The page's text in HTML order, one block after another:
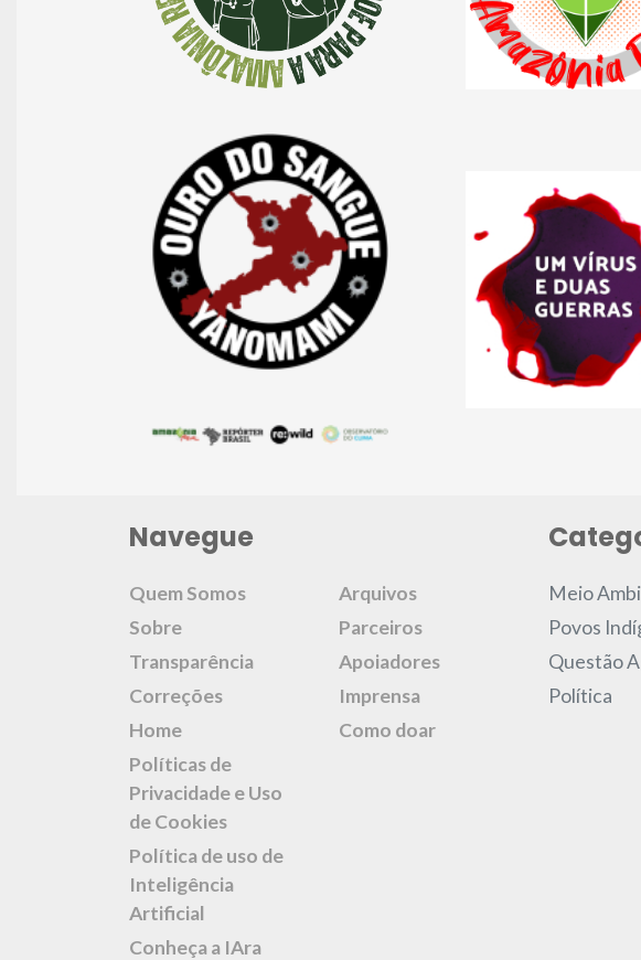
Navegue
Quem Somos
Sobre
Transparência
Correções
Home
Políticas de
Privacidade e Uso
de Cookies
Política de uso de
Inteligência
Artificial
Conheça a IAra
Arquivos
Parceiros
Apoiadores
Imprensa
Como doar
Meio
Povos
Questão
Política